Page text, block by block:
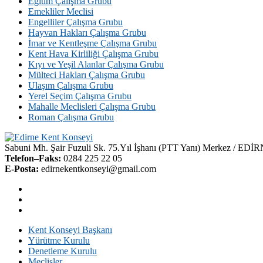
Emekliler Meclisi
Engelliler Çalışma Grubu
Hayvan Hakları Çalışma Grubu
İmar ve Kentleşme Çalışma Grubu
Kent Hava Kirliliği Çalışma Grubu
Kıyı ve Yeşil Alanlar Çalışma Grubu
Mülteci Hakları Çalışma Grubu
Ulaşım Çalışma Grubu
Yerel Seçim Çalışma Grubu
Mahalle Meclisleri Çalışma Grubu
Roman Çalışma Grubu
Sabuni Mh. Şair Fuzuli Sk. 75.Yıl İşhanı (PTT Yanı) Merkez /
Telefon–Faks: 0284 225 22 05
E-Posta: edirnekentkonseyi@gmail.com
Kent Konseyi Başkanı
Yürütme Kurulu
Denetleme Kurulu